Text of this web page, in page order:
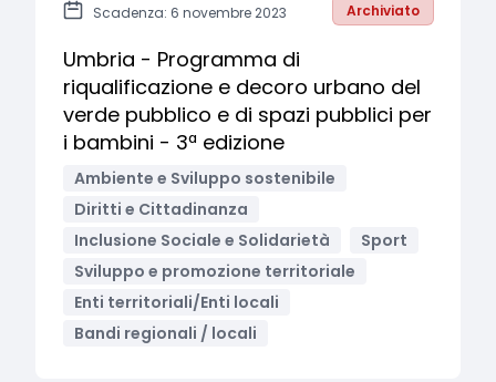
Scadenza: 6 novembre 2023 Archiviato
Umbria - Programma di
riqualificazione e decoro urbano del
verde pubblico e di spazi pubblici per
i bambini - 3ª edizione
Ambiente e Sviluppo sostenibile
Diritti e Cittadinanza
Inclusione Sociale e Solidarietà
Sport
Sviluppo e promozione territoriale
Enti territoriali/Enti locali
Bandi regionali / locali